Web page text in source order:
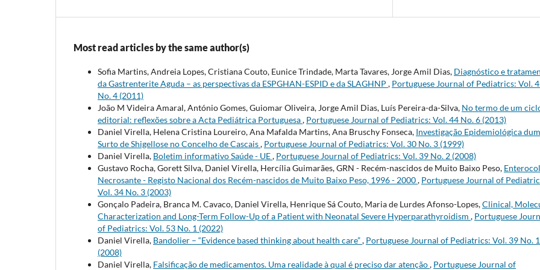
Most read articles by the same author(s)
Sofia Martins, Andreia Lopes, Cristiana Couto, Eunice Trindade, Marta Tavares, Jorge Amil Dias, Diagnóstico e
da Gastrenterite Aguda – as perspectivas da ESPGHAN-ESPID e da SLAGHNP , Portuguese Journal of Pediatrics: Vol.
No. 4 (2011)
João M Videira Amaral, António Gomes, Guiomar Oliveira, Jorge Amil Dias, Luís Pereira-da-Silva, No termo de um
editorial: reflexões sobre a Acta Pediátrica Portuguesa, Portuguese Journal of Pediatrics: Vol. 44 No. 6 (2013)
Daniel Virella, Helena Cristina Loureiro, Ana Mafalda Martins, Ana Bruschy Fonseca, Investigação Epidemiológica dum
Surto de Shigellose no Concelho de Cascais, Portuguese Journal of Pediatrics: Vol. 30 No. 3 (1999)
Daniel Virella, Boletim informativo Saúde - UE, Portuguese Journal of Pediatrics: Vol. 39 No. 2 (2008)
Gustavo Rocha, Gorett Silva, Daniel Virella, Hercília Guimarães, GRN - Recém-nascidos de Muito Baixo Peso,
Necrosante - Registo Nacional dos Recém-nascidos de Muito Baixo Peso, 1996 - 2000, Portuguese Journal of
Vol. 34 No. 3 (2003)
Gonçalo Padeira, Branca M. Cavaco, Daniel Virella, Henrique Sá Couto, Maria de Lurdes Afonso-Lopes,Clinical,
Characterization and Long-Term Follow-Up of a Patient with Neonatal Severe Hyperparathyroidism , Portuguese
of Pediatrics: Vol. 53 No. 1 (2022)
Daniel Virella, Bandolier – “Evidence based thinking about health care”, Portuguese Journal of Pediatrics: Vol. 39 No. 1
(2008)
Daniel Virella, Falsificação de medicamentos. Uma realidade à qual é preciso dar atenção, Portuguese Journal of